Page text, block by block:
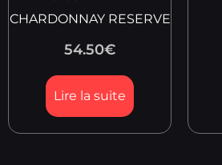
CHARDONNAY RESERVE
54.50€
Lire la suite